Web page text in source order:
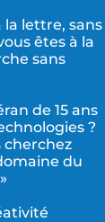
la lettre, sans
êtes à la
sans
de 15 ans
?
cherchez
du